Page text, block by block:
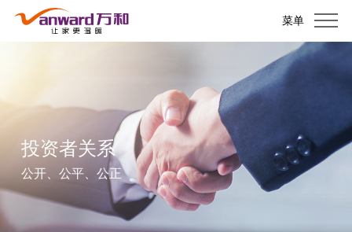
菜单
投资者关系
公开、公平、公正